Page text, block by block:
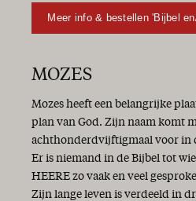
Genade van God, zo rijk en vrij!
De zaligmakende genade van God
Op weg naar Gods toekomst
Heil
Overvloedige genade!
Vrede
Wat een gedoe!
Het is gewoon herfst...
Heil en zegen
Meer info & bestellen 'Bijbel
MOZES
Mozes heeft een belangrijke
plan van God. Zijn naam komt
achthonderdvijftigmaal voor in
Er is niemand in de Bijbel tot
HEERE zo vaak en veel
Zijn lange leven is verdeeld in